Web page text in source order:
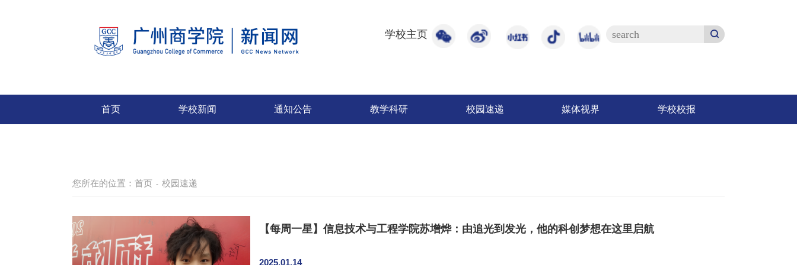
学校主页
首页 学校新闻 通知公告 教学科研 校园速递 媒体视界 学校校报
您所在的位置： 首页 - 校园速递
【每周一星】信息技术与工程学院苏增烨：由追光到发光，他的科创梦想在这里启航
2025.01.14